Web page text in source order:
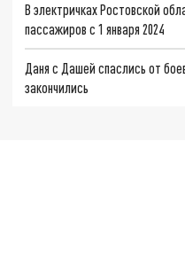
В электричках Ростовской
пассажиров с 1 января 2024
Даня с Дашей спаслись от
закончились